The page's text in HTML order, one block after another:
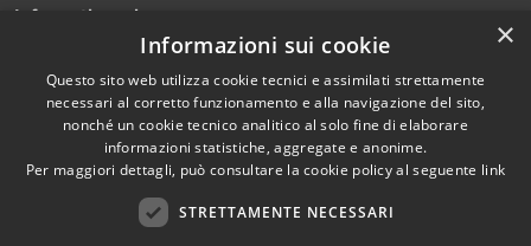
Informativa privacy
Dichiarazione di accessibilità
Copyright © 2026 • Comune di
Silvi • Powered by
×
Informazioni sui cookie
Questo sito web utilizza cookie tecnici e assimilati strettamente
necessari al corretto funzionamento e alla navigazione del sito,
nonché un cookie tecnico analitico al solo fine di elaborare
informazioni statistiche, aggregate e anonime.
Per maggiori dettagli, può consultare la cookie policy al seguente link
STRETTAMENTE NECESSARI